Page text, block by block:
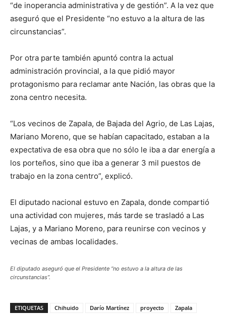
“de inoperancia administrativa y de gestión”. A la vez que
aseguró que el Presidente “no estuvo a la altura de las
circunstancias”.
Por otra parte también apuntó contra la actual
administración provincial, a la que pidió mayor
protagonismo para reclamar ante Nación, las obras que la
zona centro necesita.
“Los vecinos de Zapala, de Bajada del Agrio, de Las Lajas,
Mariano Moreno, que se habían capacitado, estaban a la
expectativa de esa obra que no sólo le iba a dar energía a
los porteños, sino que iba a generar 3 mil puestos de
trabajo en la zona centro”, explicó.
El diputado nacional estuvo en Zapala, donde compartió
una actividad con mujeres, más tarde se trasladó a Las
Lajas, y a Mariano Moreno, para reunirse con vecinos y
vecinas de ambas localidades.
El diputado aseguró que el Presidente “no estuvo a la altura de las
circunstancias”.
ETIQUETAS Chihuido Darío Martínez proyecto Zapala